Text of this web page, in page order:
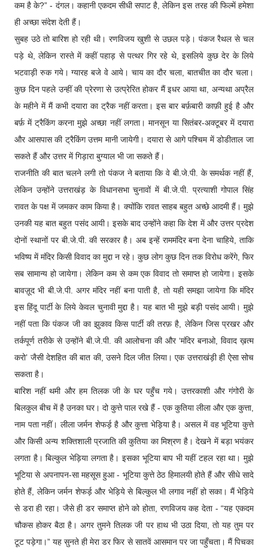
कम है के?” - दंगल। कहानी एकदम सीधी सपाट है, लेकिन इस तरह की फिल्में हमेशा
ही अच्छा संदेश देती हैं।
सुबह उठे तो बारिश हो रही थी। रणविजय खुशी से उछल पड़े। पंकज रैथल से चल
पड़े थे, लेकिन रास्ते में कहीं पहाड़ से पत्थर गिर रहे थे, इसलिये कुछ देर के लिये
भटवाड़ी रुक गये। ग्यारह बजे वे आये। चाय का दौर चला, बातचीत का दौर चला।
कुछ दिन पहले उन्हीं की प्रेरणा से उत्प्रेरित होकर मैं इधर आया था, अन्यथा अप्रैल
के महीने में मैं कभी दयारा का ट्रैक नहीं करता। इस बार बर्फ़बारी काफ़ी हुई है और
बर्फ़ में ट्रैकिंग करना मुझे अच्छा नहीं लगता। मानसून या सितंबर-अक्टूबर में दयारा
और आसपास की ट्रैकिंग उत्तम मानी जायेगी। दयारा से आगे पश्चिम में डोडीताल जा
सकते हैं और उत्तर में गिड़ारा बुग्याल भी जा सकते हैं।
राजनीति की बात चलने लगी तो पंकज ने बताया कि वे बी.जे.पी. के समर्थक नहीं हैं,
लेकिन उन्होंने उत्तराखंड़ के विधानसभा चुनावों में बी.जे.पी. प्रत्याशी गोपाल सिंह
रावत के पक्ष में जमकर काम किया है। क्योंकि रावत साहब बहुत अच्छे आदमी हैं। मुझे
उनकी यह बात बहुत पसंद आयी। इसके बाद उन्होंने कहा कि देश में और उत्तर प्रदेश
दोनों स्थानों पर बी.जे.पी. की सरकार है। अब इन्हें राममंदिर बना देना चाहिये, ताकि
भविष्य में मंदिर किसी विवाद का मुद्दा न रहे। कुछ लोग कुछ दिन तक विरोध करेंगे, फिर
सब सामान्य हो जायेगा। लेकिन कम से कम एक विवाद तो समाप्त हो जायेगा। इसके
बावज़ूद भी बी.जे.पी. अगर मंदिर नहीं बना पाती है, तो यही समझा जायेगा कि मंदिर
इस हिंदू पार्टी के लिये केवल चुनावी मुद्दा है। यह बात भी मुझे बड़ी पसंद आयी। मुझे
नहीं पता कि पंकज जी का झुकाव किस पार्टी की तरफ़ है, लेकिन जिस प्रखर और
तर्कपूर्ण तरीके से उन्होंने बी.जे.पी. की आलोचना की और ‘मंदिर बनाओ, विवाद ख़त्म
करो’ जैसी देशहित की बात की, उसने दिल जीत लिया। एक उत्तराखंड़ी ही ऐसा सोच
सकता है।
बारिश नहीं थमी और हम तिलक जी के घर पहुँच गये। उत्तरकाशी और गंगोरी के
बिलकुल बीच में है उनका घर। दो कुत्ते पाल रखे हैं - एक कुतिया लीला और एक कुत्ता,
नाम पता नहीं। लीला जर्मन शेफर्ड़ है और कुत्ता भेड़िया है। असल में वह भूटिया कुत्ते
और किसी अन्य शक्तिशाली प्रजाति की कुतिया का मिश्रण है। देखने में बड़ा भयंकर
लगता है। बिल्कुल भेड़िया लगता है। इसका भूटिया बाप भी यहीं टहल रहा था। मुझे
भूटिया से अपनापन-सा महसूस हुआ - भूटिया कुत्ते ठेठ हिमालयी होते हैं और सीधे सादे
होते हैं, लेकिन जर्मन शेफर्ड़ और भेड़िये से बिल्कुल भी लगाव नहीं हो सका। मैं भेड़िये
से डरा ही रहा। जैसे ही डर समाप्त होने को होता, रणविजय कह देता - “यह एकदम
चौकस होकर बैठा है। अगर तुमने तिलक जी पर हाथ भी उठा दिया, तो यह तुम पर
टूट पड़ेगा।” यह सुनते ही मेरा डर फिर से सातवें आसमान पर जा पहुँचता। मैं पिचका